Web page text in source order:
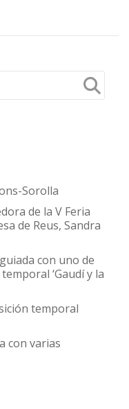
Sorolla
de la V Feria
de Reus, Sandra
con uno de
‘Gaudí y la
temporal
con varias